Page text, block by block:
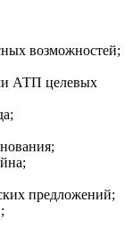
возможностей;
АТП целевых
предложений;